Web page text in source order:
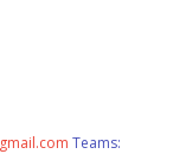
Teams: